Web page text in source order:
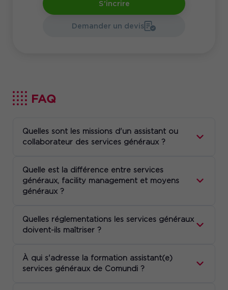
S'incrire
Demander un devis
FAQ
Quelles sont les missions d'un assistant ou
collaborateur des services généraux ?
Quelle est la différence entre services
généraux, facility management et moyens
généraux ?
Quelles réglementations les services généraux
doivent-ils maîtriser ?
À qui s'adresse la formation assistant(e)
services généraux de Comundi ?